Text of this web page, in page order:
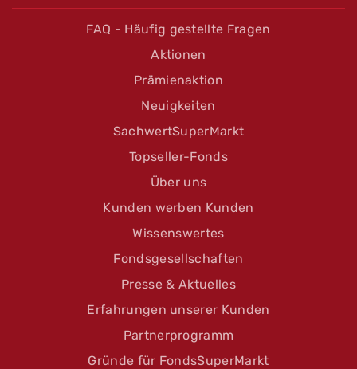
FAQ - Häufig gestellte Fragen
Aktionen
Prämienaktion
Neuigkeiten
SachwertSuperMarkt
Topseller-Fonds
Über uns
Kunden werben Kunden
Wissenswertes
Fondsgesellschaften
Presse & Aktuelles
Erfahrungen unserer Kunden
Partnerprogramm
Gründe für FondsSuperMarkt